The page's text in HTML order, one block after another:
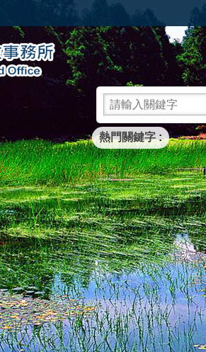
熱門關鍵字